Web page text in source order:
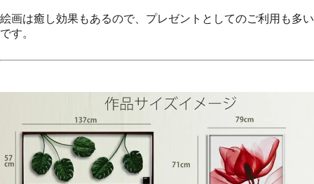
絵画は癒し効果もあるので、プレゼントとしてのご利用も多い
です。